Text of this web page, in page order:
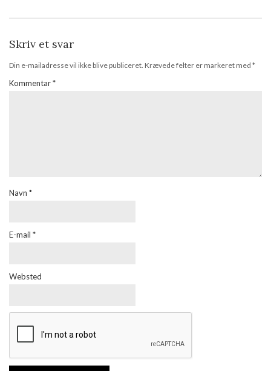
Skriv et svar
Din e-mailadresse vil ikke blive publiceret. Krævede felter er markeret med *
Kommentar*
Navn *
E-mail *
Websted